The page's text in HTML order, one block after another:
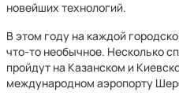
новейших технологий.
В этом году на каждой
что-то необычное. Несколько
пройдут на Казанском и
международном аэропорту